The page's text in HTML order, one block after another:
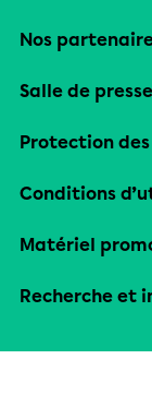
Nos
Salle de presse
Protection
Conditions
Matériel
Recherche et